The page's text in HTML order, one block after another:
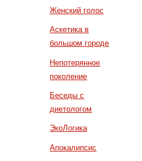
Женский голос
Аскетика в
большом городе
Непотерянное
поколение
Беседы с
диетологом
ЭкоЛогика
Апокалипсис